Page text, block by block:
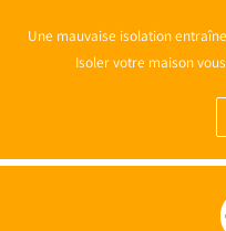
Une mauvaise isolation
Isoler votre maison